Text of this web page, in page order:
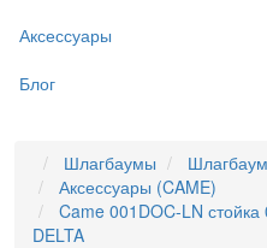
Аксессуары
Блог
Шлагбаумы
Аксессуары (CAME)
Came 001DOC-LN
DELTA